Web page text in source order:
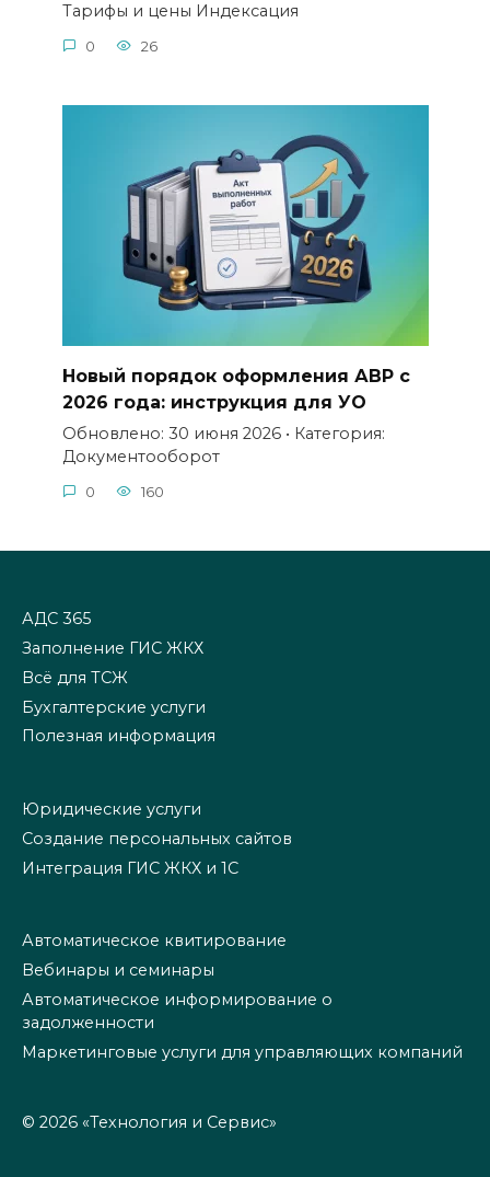
Тарифы и цены Индексация
0 26
Новый порядок оформления АВР с
2026 года: инструкция для УО
Обновлено: 30 июня 2026 • Категория:
Документооборот
0 160
АДС 365
Заполнение ГИС ЖКХ
Всё для ТСЖ
Бухгалтерские услуги
Полезная информация
Юридические услуги
Создание персональных сайтов
Интеграция ГИС ЖКХ и 1С
Автоматическое квитирование
Вебинары и семинары
Автоматическое информирование о
задолженности
Маркетинговые услуги для управляющих компаний
© 2026 «Технология и Сервис»